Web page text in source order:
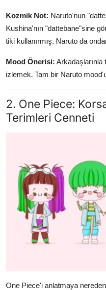
Kozmik Not: Naruto'nun
Kushina'nın "dattebane"sine
tiki kullanırmış, Naruto da
Mood Önerisi: Arkadaşlarınla
izlemek. Tam bir Naruto
2. One Piece:
Terimleri Cenneti
One Piece'i anlatmaya